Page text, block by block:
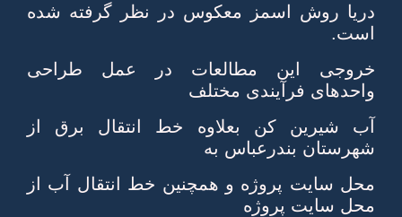
دريا روش اسمز معكوس در نظر گرفته شده
است.
خروجی اين مطالعات در عمل طراحی
واحدهای فرآيندی مختلف
آب شيرين كن بعلاوه خط انتقال برق از
شهرستان بندرعباس به
محل سايت پروژه و همچنين خط انتقال آب از
محل سايت پروژه